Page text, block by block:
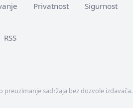
Privatnost Sigurnost
RSS
preuzimanje sadržaja bez dozvole izdavača.